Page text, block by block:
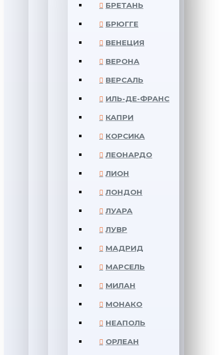
БРЕТАНЬ
БРЮГГЕ
ВЕНЕЦИЯ
ВЕРОНА
ВЕРСАЛЬ
ИЛЬ-ДЕ-ФРАНС
КАПРИ
КОРСИКА
ЛЕОНАРДО
ЛИОН
ЛОНДОН
ЛУАРА
ЛУВР
МАДРИД
МАРСЕЛЬ
МИЛАН
МОНАКО
НЕАПОЛЬ
ОРЛЕАН